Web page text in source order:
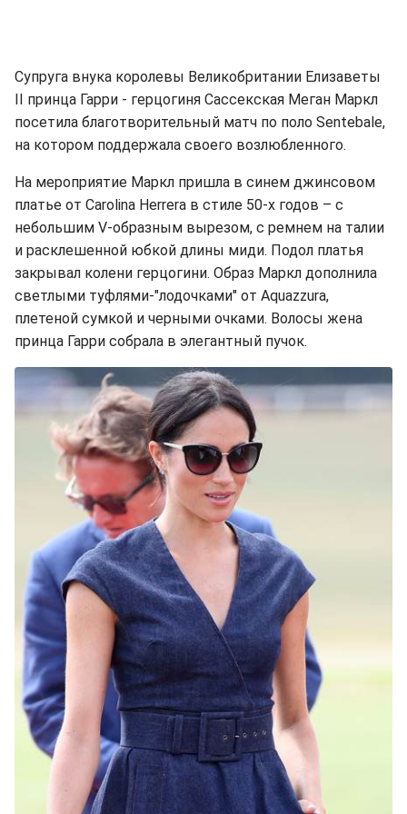
Супруга внука королевы Великобритании Елизаветы
II принца Гарри - герцогиня Сассекская Меган Маркл
посетила благотворительный матч по поло Sentebale,
на котором поддержала своего возлюбленного.
На мероприятие Маркл пришла в синем джинсовом
платье от Carolina Herrera в стиле 50-х годов – с
небольшим V-образным вырезом, с ремнем на талии
и расклешенной юбкой длины миди. Подол платья
закрывал колени герцогини. Образ Маркл дополнила
светлыми туфлями-"лодочками" от Aquazzura,
плетеной сумкой и черными очками. Волосы жена
принца Гарри собрала в элегантный пучок.